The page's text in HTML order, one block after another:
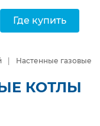
Где купить
Настенные газовые
КОТЛЫ